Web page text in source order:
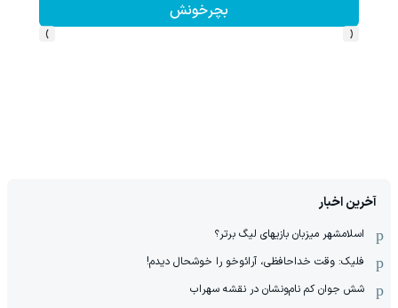
بچرخونش
‹
›
آخرین اخبار
اسلامشهر میزبان بازیهای لیگ برتر؟
فلیک: وقت خداحافظی، آرائوخو را خوشحال دیدم!
شش جوان کم نام‌و‌نشان در نقشه سهراب